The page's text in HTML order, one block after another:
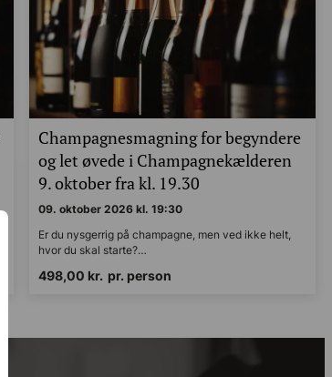
Champagnesmagning for begyndere
og let øvede i Champagnekælderen
9. oktober fra kl. 19.30
09. oktober 2026 kl. 19:30
Er du nysgerrig på champagne, men ved ikke helt,
hvor du skal starte?…
498,00 kr. pr. person